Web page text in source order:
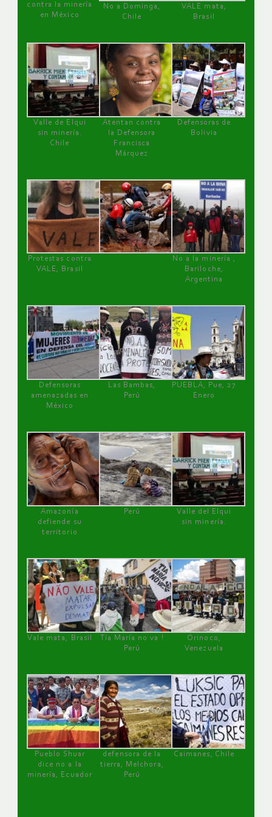
contra la minería
en México
No a Dominga,
Chile
VALE mata,
Brasil
Valle de Elqui
sin minería.
Chile
Atentan contra
la Defensora
Francisca
Márquez
Defensoras de
Bolivia
Protestas contra
VALE, Brasil
No a la minería ,
Bariloche,
Argentina
Defensoras
amenazadas en
México
Las Bambas,
Perú
PUEBLA, Pue, 27
Enero
Amazonía
defiende su
territorio
Perú
Valle del Elqui
sin minería.
Vale mata, Brasil
Tía María no va !
Perú
Orinoco,
Venezuela
Pueblo Shuar
dice no a la
minería, Ecuador
defensora de la
tierra, Melchora,
Perú
Caimanes, Chile